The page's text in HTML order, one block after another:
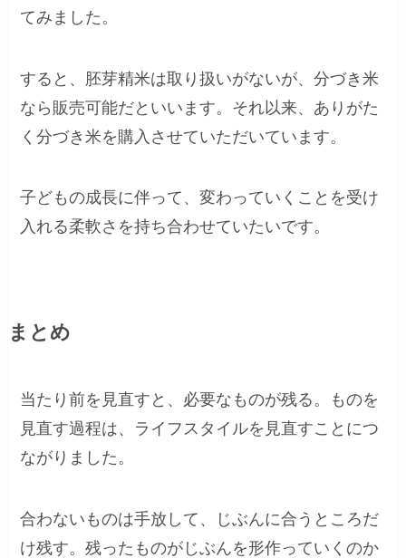
てみました。
すると、胚芽精米は取り扱いがないが、分づき米
なら販売可能だといいます。それ以来、ありがた
く分づき米を購入させていただいています。
子どもの成長に伴って、変わっていくことを受け
入れる柔軟さを持ち合わせていたいです。
まとめ
当たり前を見直すと、必要なものが残る。ものを
見直す過程は、ライフスタイルを見直すことにつ
ながりました。
合わないものは手放して、じぶんに合うところだ
け残す。残ったものがじぶんを形作っていくのか